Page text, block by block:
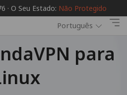
· O Seu Estado: Não Protegido
Português
para